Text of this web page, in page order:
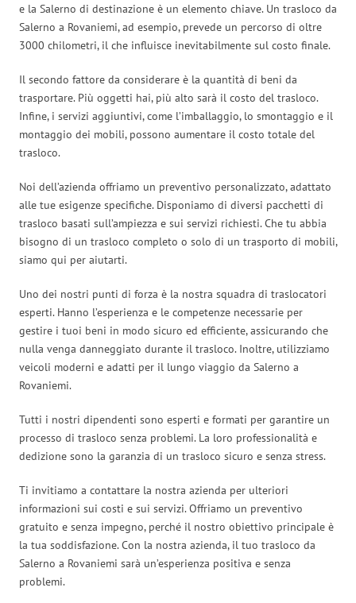
e la Salerno di destinazione è un elemento chiave. Un trasloco da
Salerno a Rovaniemi, ad esempio, prevede un percorso di oltre
3000 chilometri, il che influisce inevitabilmente sul costo finale.
Il secondo fattore da considerare è la quantità di beni da
trasportare. Più oggetti hai, più alto sarà il costo del trasloco.
Infine, i servizi aggiuntivi, come l’imballaggio, lo smontaggio e il
montaggio dei mobili, possono aumentare il costo totale del
trasloco.
Noi dell’azienda offriamo un preventivo personalizzato, adattato
alle tue esigenze specifiche. Disponiamo di diversi pacchetti di
trasloco basati sull’ampiezza e sui servizi richiesti. Che tu abbia
bisogno di un trasloco completo o solo di un trasporto di mobili,
siamo qui per aiutarti.
Uno dei nostri punti di forza è la nostra squadra di traslocatori
esperti. Hanno l’esperienza e le competenze necessarie per
gestire i tuoi beni in modo sicuro ed efficiente, assicurando che
nulla venga danneggiato durante il trasloco. Inoltre, utilizziamo
veicoli moderni e adatti per il lungo viaggio da Salerno a
Rovaniemi.
Tutti i nostri dipendenti sono esperti e formati per garantire un
processo di trasloco senza problemi. La loro professionalità e
dedizione sono la garanzia di un trasloco sicuro e senza stress.
Ti invitiamo a contattare la nostra azienda per ulteriori
informazioni sui costi e sui servizi. Offriamo un preventivo
gratuito e senza impegno, perché il nostro obiettivo principale è
la tua soddisfazione. Con la nostra azienda, il tuo trasloco da
Salerno a Rovaniemi sarà un’esperienza positiva e senza
problemi.